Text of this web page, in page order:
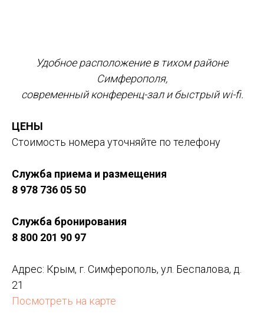
Удобное расположение в тихом районе
Симферополя,
современный конференц-зал и быстрый wi-fi.
ЦЕНЫ
Стоимость номера уточняйте по телефону
Служба приема и размещения
8 978 736 05 50
Служба бронирования
8 800 201 90 97
Адрес: Крым, г. Симферополь, ул. Беспалова, д.
21
Посмотреть на карте